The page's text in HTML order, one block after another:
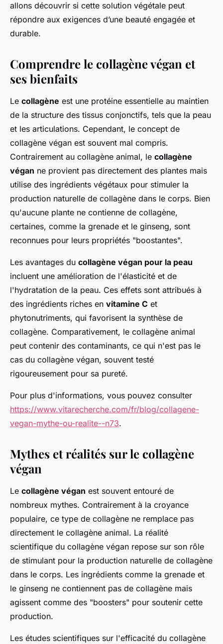
allons découvrir si cette solution végétale peut
répondre aux exigences d’une beauté engagée et
durable.
Comprendre le collagène végan et
ses bienfaits
Le collagène est une protéine essentielle au maintien
de la structure des tissus conjonctifs, tels que la peau
et les articulations. Cependant, le concept de
collagène végan est souvent mal compris.
Contrairement au collagène animal, le collagène
végan ne provient pas directement des plantes mais
utilise des ingrédients végétaux pour stimuler la
production naturelle de collagène dans le corps. Bien
qu'aucune plante ne contienne de collagène,
certaines, comme la grenade et le ginseng, sont
reconnues pour leurs propriétés "boostantes".
Les avantages du collagène végan pour la peau
incluent une amélioration de l'élasticité et de
l'hydratation de la peau. Ces effets sont attribués à
des ingrédients riches en vitamine C et
phytonutriments, qui favorisent la synthèse de
collagène. Comparativement, le collagène animal
peut contenir des contaminants, ce qui n'est pas le
cas du collagène végan, souvent testé
rigoureusement pour sa pureté.
Pour plus d'informations, vous pouvez consulter
https://www.vitarecherche.com/fr/blog/collagene-
vegan-mythe-ou-realite--n73.
Mythes et réalités sur le collagène
végan
Le collagène végan est souvent entouré de
nombreux mythes. Contrairement à la croyance
populaire, ce type de collagène ne remplace pas
directement le collagène animal. La réalité
scientifique du collagène végan repose sur son rôle
de stimulant pour la production naturelle de collagène
dans le corps. Les ingrédients comme la grenade et
le ginseng ne contiennent pas de collagène mais
agissent comme des "boosters" pour soutenir cette
production.
Les études scientifiques sur l'efficacité du collagène